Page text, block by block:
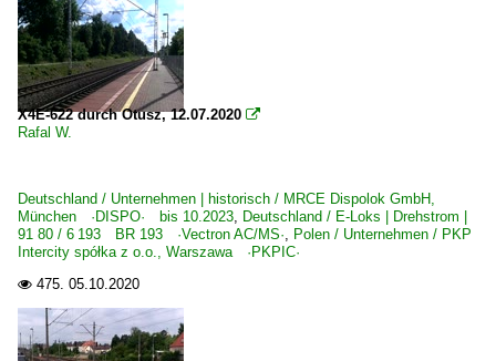
X4E-622 durch Otusz, 12.07.2020 
Rafal W.
Deutschland / Unternehmen | historisch / MRCE Dispolok GmbH,
München ·DISPO· bis 10.2023, Deutschland / E-Loks | Drehstrom |
91 80 / 6 193 BR 193 ·Vectron AC/MS·, Polen / Unternehmen / PKP
Intercity spółka z o.o., Warszawa ·PKPIC·
 475. 05.10.2020